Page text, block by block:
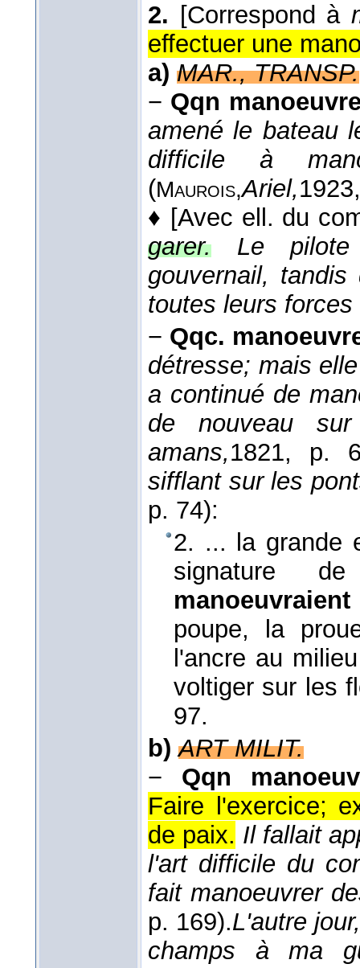
2. [Correspond à
effectuer une
a) MAR., TRANSP.
− Qqn
amené le bateau
difficile à
(Maurois,Ariel,1923
♦ [Avec ell. du
garer.
Le
gouvernail,
toutes leurs forces
− Qqc.
détresse; mais
a continué de
de nouveau
amans,1821, p.
sifflant sur les
p. 74):
2. ... la grande
signature
manoeuvraient
poupe, la
l'ancre au
voltiger sur les
97.
b) ART MILIT.
− Qqn
Faire l'exercice;
de paix. Il fallait
l'art difficile du
fait manoeuvrer
p. 169).L'autre
champs à ma